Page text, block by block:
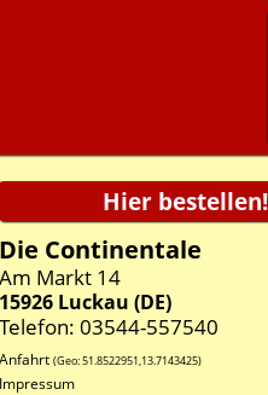
Die Continentale
Am Markt 14
15926 Luckau (DE)
Telefon: 03544-557540
Anfahrt (Geo:51.8522951,13.7143425)
Impressum